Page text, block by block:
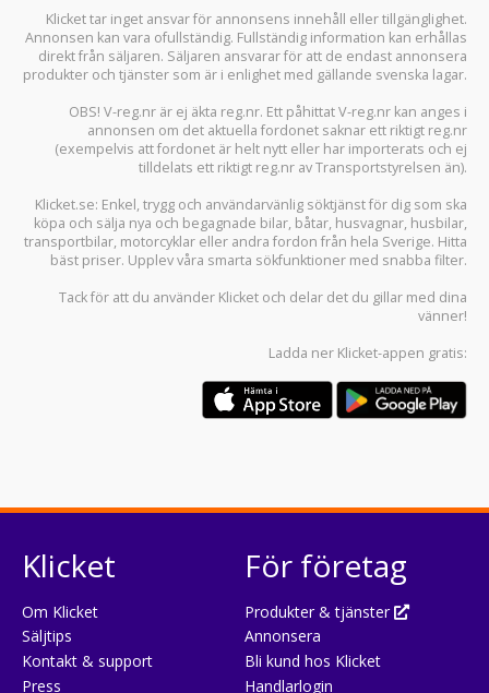
Klicket tar inget ansvar för annonsens innehåll eller tillgänglighet.
Annonsen kan vara ofullständig. Fullständig information kan erhållas
direkt från säljaren. Säljaren ansvarar för att de endast annonsera
produkter och tjänster som är i enlighet med gällande svenska lagar.
OBS! V-reg.nr är ej äkta reg.nr. Ett påhittat V-reg.nr kan anges i
annonsen om det aktuella fordonet saknar ett riktigt reg.nr
(exempelvis att fordonet är helt nytt eller har importerats och ej
tilldelats ett riktigt reg.nr av Transportstyrelsen än).
Klicket.se: Enkel, trygg och användarvänlig söktjänst för dig som ska
köpa och sälja nya och begagnade bilar, båtar, husvagnar, husbilar,
transportbilar, motorcyklar eller andra fordon från hela Sverige. Hitta
bäst priser. Upplev våra smarta sökfunktioner med snabba filter.
Tack för att du använder Klicket och delar det du gillar med dina
vänner!
Ladda ner Klicket-appen gratis:
Klicket
Om Klicket
Säljtips
Kontakt & support
Press
För företag
Produkter & tjänster
Annonsera
Bli kund hos Klicket
Handlarlogin